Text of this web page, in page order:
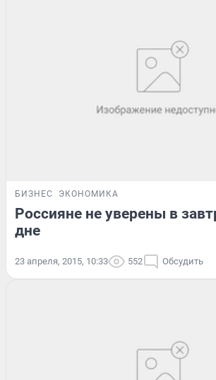
БИЗНЕС ЭКОНОМИКА
Россияне не уверены в
дне
23 апреля, 2015, 10:33 552 Обсудить